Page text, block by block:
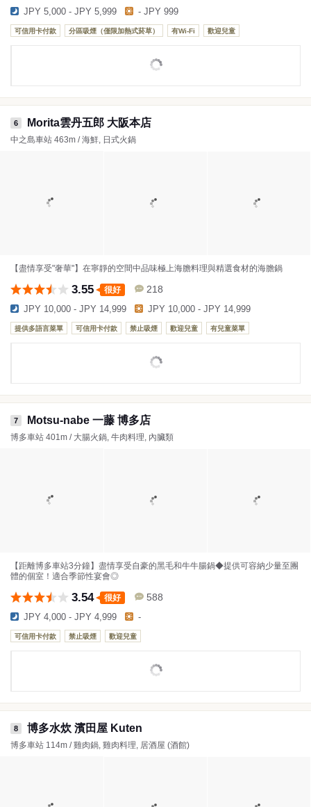
JPY 5,000 - JPY 5,999 - JPY 999
可信用卡付款 分區吸煙（僅限加熱式菸草） 有Wi-Fi 歡迎兒童
6 Morita雲丹五郎 大阪本店
中之島車站 463m / 海鮮, 日式火鍋
【盡情享受"奢華"】在寧靜的空間中品味極上海膽料理與精選食材的海膽鍋
3.55 很好 218
JPY 10,000 - JPY 14,999 JPY 10,000 - JPY 14,999
提供多語言菜單 可信用卡付款 禁止吸煙 歡迎兒童 有兒童菜單
7 Motsu-nabe 一藤 博多店
博多車站 401m / 大腸火鍋, 牛肉料理, 內臟類
【距離博多車站3分鐘】盡情享受自豪的黑毛和牛牛腸鍋◆提供可容納少量至團
體的個室！適合季節性宴會◎
3.54 很好 588
JPY 4,000 - JPY 4,999 -
可信用卡付款 禁止吸煙 歡迎兒童
8 博多水炊 濱田屋 Kuten
博多車站 114m / 雞肉鍋, 雞肉料理, 居酒屋 (酒館)